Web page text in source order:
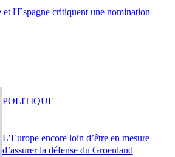
l'Espagne critiquent une nomination
L’Europe encore loin d’être en mesure
d’assurer la défense du Groenland
POLITIQUE